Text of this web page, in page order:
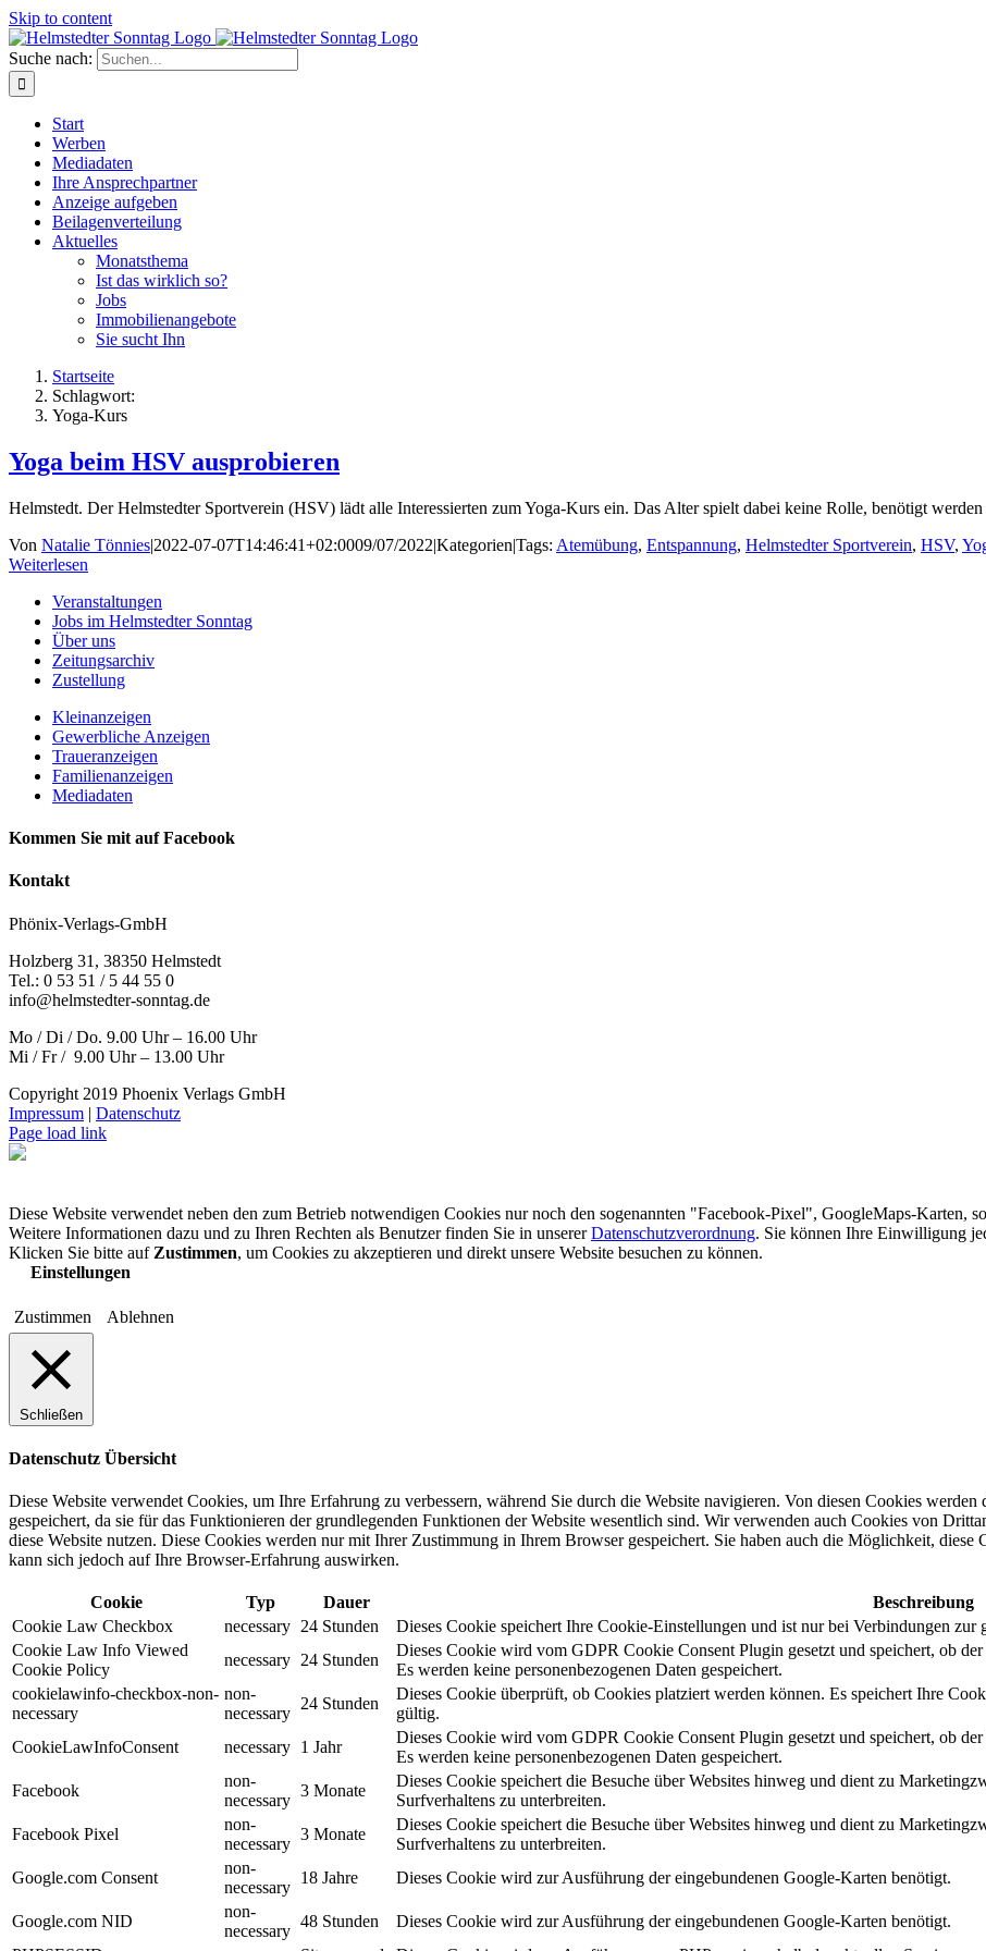
Skip to content
Suche nach:
Start
Werben
Mediadaten
Ihre Ansprechpartner
Anzeige aufgeben
Beilagenverteilung
Aktuelles
Monatsthema
Ist das wirklich so?
Jobs
Immobilienangebote
Sie sucht Ihn
Startseite
Schlagwort:
Yoga-Kurs
Yoga beim HSV ausprobieren
Helmstedt. Der Helmstedter Sportverein (HSV) lädt alle Interessierten zum Yoga-Kurs ein. Das Alter spielt dabei keine Rolle, benötigt
Von Natalie Tönnies|2022-07-07T14:46:41+02:0009/07/2022|Kategorien|Tags: Atemübung, Entspannung, Helmstedter Sportverein, HSV,
Weiterlesen
Veranstaltungen
Jobs im Helmstedter Sonntag
Über uns
Zeitungsarchiv
Zustellung
Kleinanzeigen
Gewerbliche Anzeigen
Traueranzeigen
Familienanzeigen
Mediadaten
Kommen Sie mit auf Facebook
Kontakt
Phönix-Verlags-GmbH
Holzberg 31, 38350 Helmstedt
Tel.: 0 53 51 / 5 44 55 0
info@helmstedter-sonntag.de
Mo / Di / Do. 9.00 Uhr – 16.00 Uhr
Mi / Fr / 9.00 Uhr – 13.00 Uhr
Copyright 2019 Phoenix Verlags GmbH
Impressum | Datenschutz
Page load link
Diese Website verwendet neben den zum Betrieb notwendigen Cookies nur noch den sogenannten "Facebook-Pixel", GoogleMaps-Karten,
Weitere Informationen dazu und zu Ihren Rechten als Benutzer finden Sie in unsererDatenschutzverordnung. Sie können Ihre Einwilligung
Klicken Sie bitte auf Zustimmen, um Cookies zu akzeptieren und direkt unsere Website besuchen zu können.
Einstellungen
Zustimmen Ablehnen
Schließen
Datenschutz Übersicht
Diese Website verwendet Cookies, um Ihre Erfahrung zu verbessern, während Sie durch die Website navigieren. Von diesen Cookies
gespeichert, da sie für das Funktionieren der grundlegenden Funktionen der Website wesentlich sind. Wir verwenden auch Cookies von
diese Website nutzen. Diese Cookies werden nur mit Ihrer Zustimmung in Ihrem Browser gespeichert. Sie haben auch die Möglichkeit,
kann sich jedoch auf Ihre Browser-Erfahrung auswirken.
Cookie Typ Dauer
Beschreibung
Cookie Law Checkbox
necessary 24 Stunden
Dieses Cookie speichert Ihre Cookie-Einstellungen und ist nur bei Verbindungen zur
Cookie Law Info Viewed
Cookie Policy
necessary 24 Stunden
Dieses Cookie wird vom GDPR Cookie Consent Plugin gesetzt und speichert, ob
Es werden keine personenbezogenen Daten gespeichert.
cookielawinfo-checkbox-non-
necessary
non-
necessary
24 Stunden
Dieses Cookie überprüft, ob Cookies platziert werden können. Es speichert Ihre
gültig.
CookieLawInfoConsent
necessary 1 Jahr
Dieses Cookie wird vom GDPR Cookie Consent Plugin gesetzt und speichert, ob
Es werden keine personenbezogenen Daten gespeichert.
Facebook
non-
necessary
3 Monate
Dieses Cookie speichert die Besuche über Websites hinweg und dient zu
Surfverhaltens zu unterbreiten.
Facebook Pixel
non-
necessary
3 Monate
Dieses Cookie speichert die Besuche über Websites hinweg und dient zu
Surfverhaltens zu unterbreiten.
Google.com Consent
non-
necessary
18 Jahre Dieses Cookie wird zur Ausführung der eingebundenen Google-Karten benötigt.
Google.com NID
non-
necessary
48 Stunden
Dieses Cookie wird zur Ausführung der eingebundenen Google-Karten benötigt.